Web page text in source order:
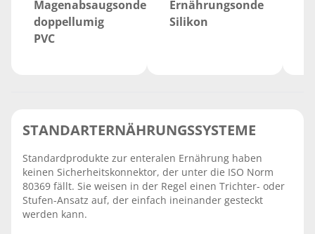
Magenabsaugsonde
doppellumig
PVC
Ernährungsonde
Silikon
STANDARTERNÄHRUNGSSYSTEME
Standardprodukte zur enteralen Ernährung haben
keinen Sicherheitskonnektor, der unter die ISO Norm
80369 fällt. Sie weisen in der Regel einen Trichter- oder
Stufen-Ansatz auf, der einfach ineinander gesteckt
werden kann.